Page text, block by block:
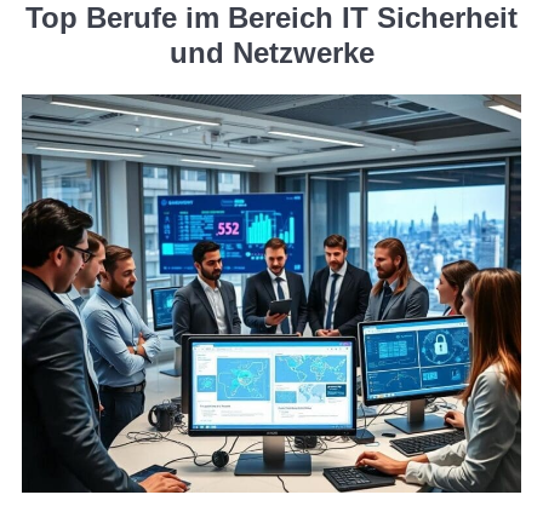
Top Berufe im Bereich IT Sicherheit
und Netzwerke